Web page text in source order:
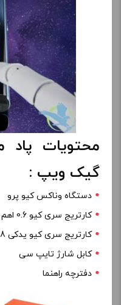
محتویات پاد
گیک ویپ :
دستگاه وناکس کیو پرو
کارتریج سری کیو 0.6 اهم نصب شده
کارتریج سری کیو یدکی 0.8 اهم
کابل شارژ تایپ سی
دفترچه راهنما